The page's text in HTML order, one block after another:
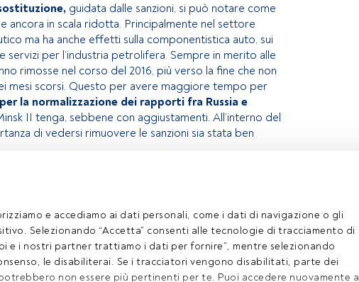
e accediamo ai dati personali, come i dati di navigazione o gli
Selezionando “Accetta” consenti alle tecnologie di tracciamento di
e i nostri partner trattiamo i dati per fornire”, mentre selezionando
le disabiliterai. Se i tracciatori vengono disabilitati, parte dei
non essere più pertinenti per te. Puoi accedere nuovamente a
guidata dalle sanzioni, si può notare come
ancora in scala ridotta. Principalmente nel settore
ma ha anche effetti sulla componentistica auto, sui
servizi per l’industria petrolifera. Sempre in merito alle
rimosse nel corso del 2016, più verso la fine che non
mesi scorsi. Questo per avere maggiore tempo per
la normalizzazione dei rapporti fra Russia e
II tenga, sebbene con aggiustamenti. All’interno del
di vedersi rimuovere le sanzioni sia stata ben
Se non hai ancora un account, ti invitiamo a
i contenuti che FundsPeople ha da offrire.
Accedere a FundsPeople